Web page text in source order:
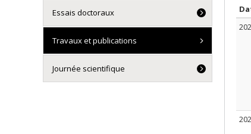
Essais doctoraux
Travaux et publications
Journée scientifique